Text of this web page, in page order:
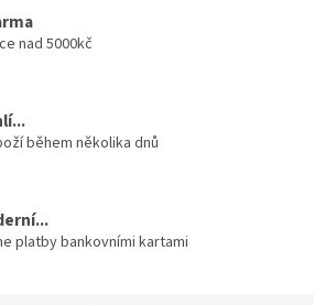
nad 5000kč
během několika dnů
platby bankovními kartami